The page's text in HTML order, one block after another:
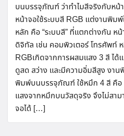
บนบรรจุภัณฑ์ ว่าทำไมสีจริงกับห
หน้าจอใช้ระบบสี RGB แต่งานพิม
หลัก คือ “ระบบสี” ที่แตกต่างกัน ห
ดิจิทัล เช่น คอมพิวเตอร์ โทรศัพท์
RGBเกิดจากการผสมแสง 3 สี ได้
ดูสด สว่าง และมีความอิ่มสีสูง งา
พิมพ์บนบรรจุภัณฑ์ ใช้หมึก 4 สี คือ
แสงจากหมึกบนวัสดุจริง จึงไม่สาม
จอได้ […]